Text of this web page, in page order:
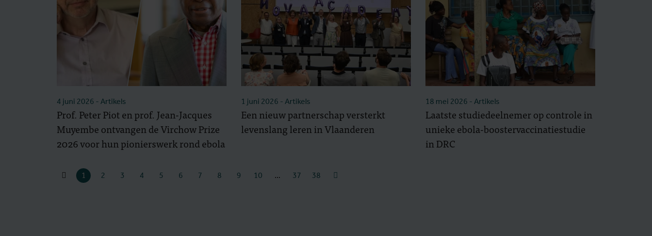
4 juni 2026 - Artikels
Prof. Peter Piot en prof. Jean-Jacques
Muyembe ontvangen de Virchow Prize
2026 voor hun pionierswerk rond ebola
1 juni 2026 - Artikels
Een nieuw partnerschap versterkt
levenslang leren in Vlaanderen
18 mei 2026 - Artikels
Laatste studiedeelnemer op controle in
unieke ebola-boostervaccinatiestudie
in DRC
1 2 3 4 5 6 7 8 9 10 ... 37 38